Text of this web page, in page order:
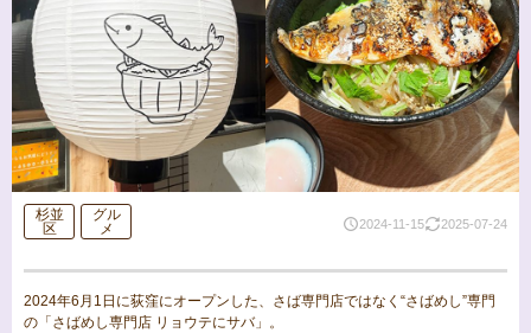
杉並
区
グル
メ
2024-11-15 2025-07-24
2024年6月1日に荻窪にオープンした、さば専門店ではなく“さばめし”専門
の「さばめし専門店 リョウテにサバ」。